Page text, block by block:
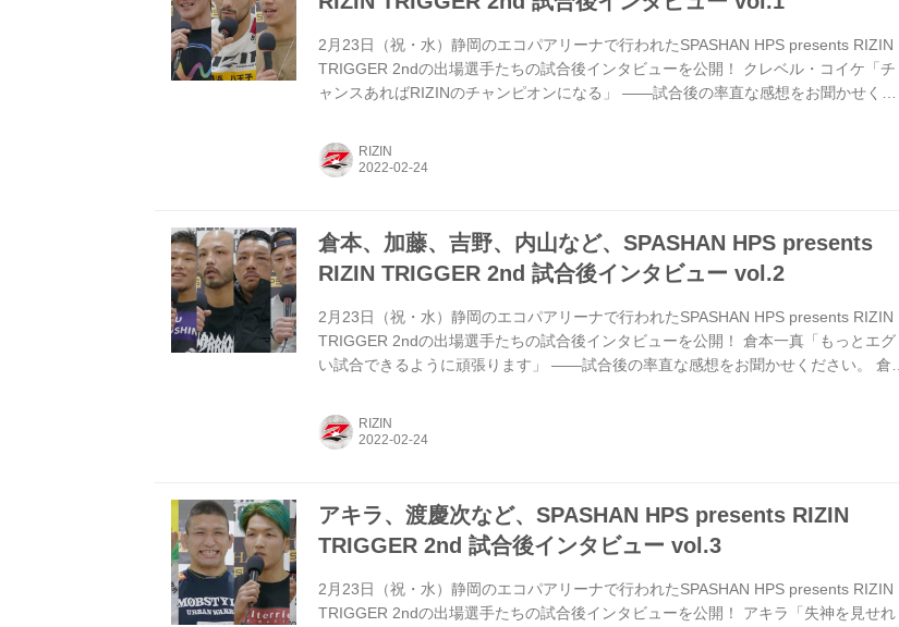
2月23日（祝・水）静岡のエコパアリーナで行われたSPASHAN HPS presents RIZIN
TRIGGER 2ndの出場選手たちの試合後インタビューを公開！ クレベル・コイケ「チ
ャンスあればRIZINのチャンピオンになる」 ——試合後の率直な感想をお聞かせくだ
憂流迦選手は対戦前とはイメージは変わりましたか？ クレベル ああ、すごい変わった
ね。最初に私びっくりしたね、彼の最初のパワーがすごく強くて、私「やばいなー」
RIZIN
倉本、加藤、吉野、内山など、SPASHAN HPS presents
RIZIN TRIGGER 2nd 試合後インタビュー vol.2
2月23日（祝・水）静岡のエコパアリーナで行われたSPASHAN HPS presents RIZIN
TRIGGER 2ndの出場選手たちの試合後インタビューを公開！ 倉本一真「もっとエグ
い試合できるように頑張ります」 ——試合後の率直な感想をお聞かせください。 倉本
か？ 倉本 いえ。やっぱり打撃もわかっていたので、それが印象通りでしたね。ちょっ
とやっぱ、下からの蹴り上げとか、守りが上手でした。 ——今回TKO勝利となりまし
RIZIN
アキラ、渡慶次など、SPASHAN HPS presents RIZIN
TRIGGER 2nd 試合後インタビュー vol.3
2月23日（祝・水）静岡のエコパアリーナで行われたSPASHAN HPS presents RIZIN
TRIGGER 2ndの出場選手たちの試合後インタビューを公開！ アキラ「失神を見せれ